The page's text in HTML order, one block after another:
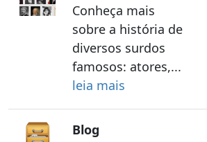
Conheça mais
sobre a história de
diversos surdos
famosos: atores,...
leia mais
Blog